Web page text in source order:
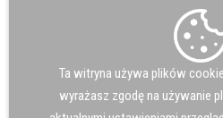
Transmisja
Jakość
Ta witryna używa plików
wyrażasz zgodę na używanie